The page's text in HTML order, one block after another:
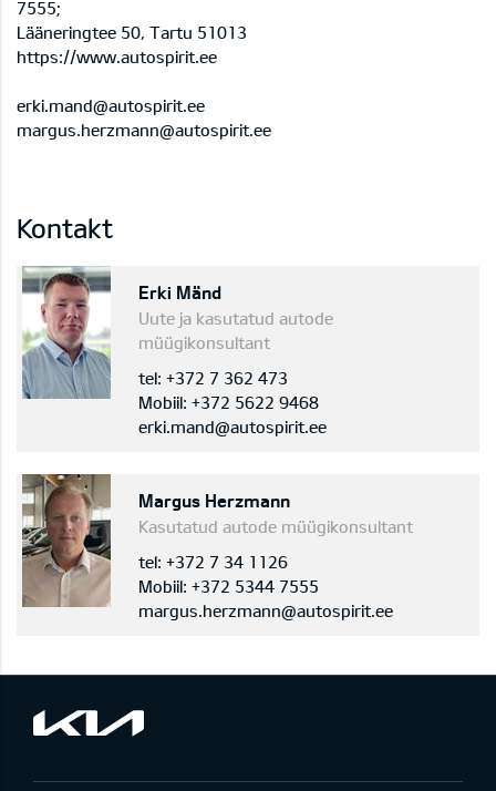
7555;
Lääneringtee 50, Tartu 51013
https://www.autospirit.ee
erki.mand@autospirit.ee
margus.herzmann@autospirit.ee
Kontakt
Erki Mänd
Uute ja kasutatud autode
müügikonsultant
tel: +372 7 362 473
Mobiil: +372 5622 9468
erki.mand@autospirit.ee
Margus Herzmann
Kasutatud autode müügikonsultant
tel: +372 7 34 1126
Mobiil: +372 5344 7555
margus.herzmann@autospirit.ee